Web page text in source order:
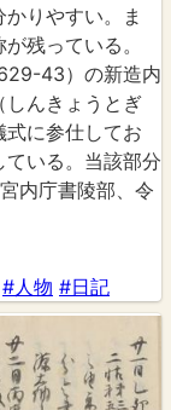
りやすい。ま
残っている。
43）の新造内
しんきょうとぎ
式に参仕してお
ている。当該部分
内庁書陵部、令
#人物 #日記